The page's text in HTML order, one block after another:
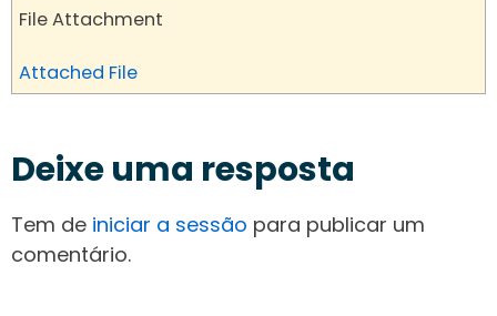
File Attachment
Attached File
Deixe uma resposta
Tem de iniciar a sessão para publicar um
comentário.